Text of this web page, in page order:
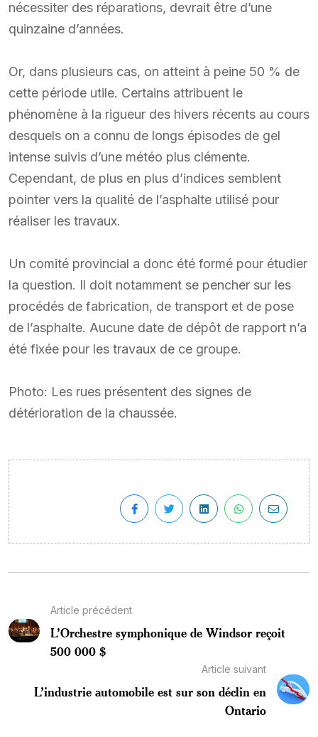
nécessiter des réparations, devrait être d’une
quinzaine d’années.
Or, dans plusieurs cas, on atteint à peine 50 % de
cette période utile. Certains attribuent le
phénomène à la rigueur des hivers récents au cours
desquels on a connu de longs épisodes de gel
intense suivis d’une météo plus clémente.
Cependant, de plus en plus d’indices semblent
pointer vers la qualité de l’asphalte utilisé pour
réaliser les travaux.
Un comité provincial a donc été formé pour étudier
la question. Il doit notamment se pencher sur les
procédés de fabrication, de transport et de pose
de l’asphalte. Aucune date de dépôt de rapport n’a
été fixée pour les travaux de ce groupe.
Photo: Les rues présentent des signes de
détérioration de la chaussée.
Article précédent
L’Orchestre symphonique de Windsor reçoit
500 000 $
Article suivant
L’industrie automobile est sur son déclin en
Ontario